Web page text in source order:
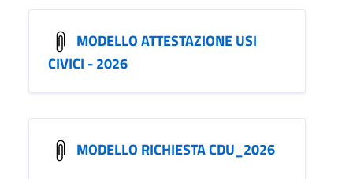
MODELLO ATTESTAZIONE USI
CIVICI - 2026
MODELLO RICHIESTA CDU_2026